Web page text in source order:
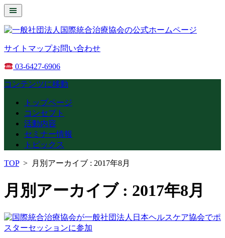
サイトマップお問い合わせ
03-6427-6906
コンテンツに移動
トップページ
コンセプト
活動内容
セミナー情報
トピックス
TOP> 月別アーカイブ : 2017年8月
月別アーカイブ : 2017年8月